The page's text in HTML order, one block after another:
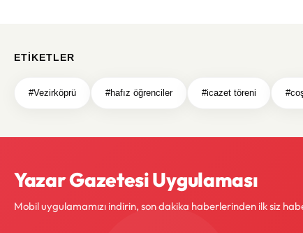
ETIKETLER
#Vezirköprü #hafız öğrenciler #icazet töreni
Yazar Gazetesi Uygulaması
Mobil uygulamamızı indirin, son dakika haberlerinden ilk siz